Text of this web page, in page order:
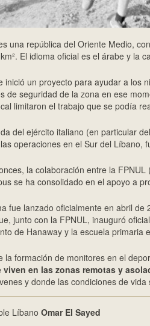
una república del Oriente Medio,
El idioma oficial es el árabe y la
inició un proyecto para ayudar a los
de seguridad de la zona en ese
limitaron el trabajo que se podía
del ejército italiano (en particular
operaciones en el Sur del Líbano,
la colaboración entre la
se ha consolidado en el apoyo a
fue lanzado oficialmente en abril
junto con la FPNUL, inauguró
de Hanaway y la escuela primaria
la formación de monitores en el
viven en las zonas remotas y
y donde las condiciones de vida
Líbano Omar El Sayed